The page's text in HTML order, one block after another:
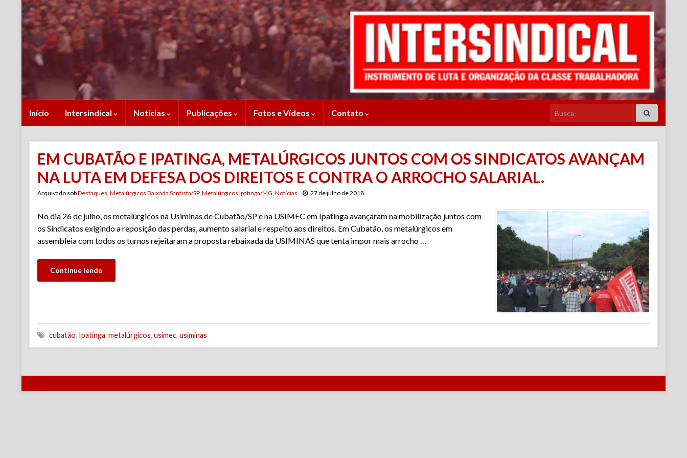
Início Intersindical Notícias Publicações Fotos e Vídeos Contato Search for:
EM CUBATÃO E IPATINGA, METALÚRGICOS JUNTOS COM OS SINDICATOS AVANÇAM
NA LUTA EM DEFESA DOS DIREITOS E CONTRA O ARROCHO SALARIAL.
Arquivado sobDestaques, Metalúrgicos Baixada Santista/SP, Metalúrgicos Ipatinga/MG, Notícias 27 de julho de 2018
No dia 26 de julho, os metalúrgicos na Usiminas de Cubatão/SP e na USIMEC em Ipatinga avançaram na mobilização juntos com
os Sindicatos exigindo a reposição das perdas, aumento salarial e respeito aos direitos. Em Cubatão, os metalúrgicos em
assembleia com todos os turnos rejeitaram a proposta rebaixada da USIMINAS que tenta impor mais arrocho …
Continue lendo
cubatão, Ipatinga, metalúrgicos, usimec, usiminas